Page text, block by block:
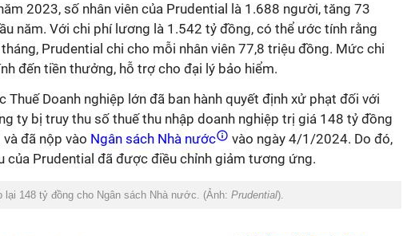
2023, số nhân viên của Prudential là 1.688 người, tăng 73
năm. Với chi phí lương là 1.542 tỷ đồng, có thể ước tính rằng
Prudential chi cho mỗi nhân viên 77,8 triệu đồng. Mức chi
đến tiền thưởng, hỗ trợ cho đại lý bảo hiểm.
Thuế Doanh nghiệp lớn đã ban hành quyết định xử phạt đối với
ty bị truy thu số thuế thu nhập doanh nghiệp trị giá 148 tỷ đồng
đã nộp vào Ngân sách Nhà nước
vào ngày 4/1/2024. Do đó,
của Prudential đã được điều chỉnh giảm tương ứng.
lại 148 tỷ đồng cho Ngân sách Nhà nước. (Ảnh: Prudential).